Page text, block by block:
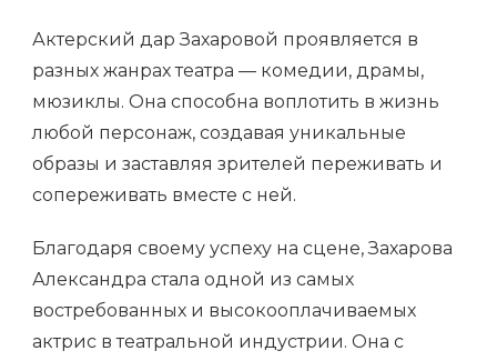
Актерский дар Захаровой проявляется в
разных жанрах театра — комедии, драмы,
мюзиклы. Она способна воплотить в жизнь
любой персонаж, создавая уникальные
образы и заставляя зрителей переживать и
сопереживать вместе с ней.
Благодаря своему успеху на сцене, Захарова
Александра стала одной из самых
востребованных и высокооплачиваемых
актрис в театральной индустрии. Она с